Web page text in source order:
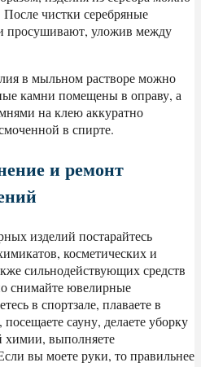
чистки серебряные
просушивают, уложив между
в мыльном растворе можно
камни помещены в оправу, а
на клею аккуратно
в спирте.
и ремонт
изделий постарайтесь
косметических и
сильнодействующих средств
снимайте ювелирные
в спортзале, плаваете в
сауну, делаете уборку
химии, выполняете
вы моете руки, то правильнее